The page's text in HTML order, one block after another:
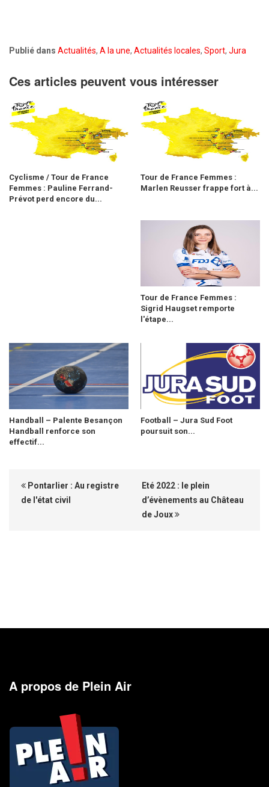
Publié dans Actualités, A la une, Actualités locales, Sport, Jura
Ces articles peuvent vous intéresser
Cyclisme / Tour de France
Femmes : Pauline Ferrand-
Prévot perd encore du...
Tour de France Femmes :
Marlen Reusser frappe fort à...
Tour de France Femmes :
Sigrid Haugset remporte
l'étape...
Handball – Palente Besançon
Handball renforce son
effectif...
Football – Jura Sud Foot
poursuit son...
Pontarlier : Au registre
de l'état civil
Eté 2022 : le plein
d’évènements au Château
de Joux
A propos de Plein Air